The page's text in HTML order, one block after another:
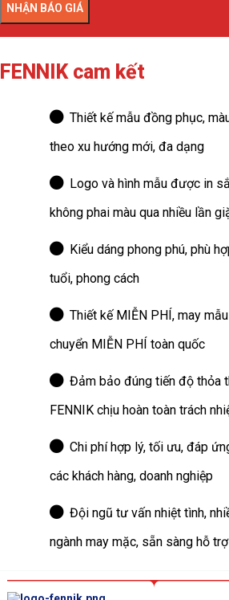
NHẬN BÁO GIÁ
FENNIK cam kết
Thiết kế mẫu đồng phục,
theo xu hướng mới, đa dạng
Logo và hình mẫu được in
không phai màu qua nhiều lần
Kiểu dáng phong phú, phù
tuổi, phong cách
Thiết kế MIỄN PHÍ, may
chuyển MIỄN PHÍ toàn quốc
Đảm bảo đúng tiến độ thỏa
FENNIK chịu hoàn toàn trách
Chi phí hợp lý, tối ưu, đáp
các khách hàng, doanh nghiệp
Đội ngũ tư vấn nhiệt tình,
ngành may mặc, sẵn sàng hỗ